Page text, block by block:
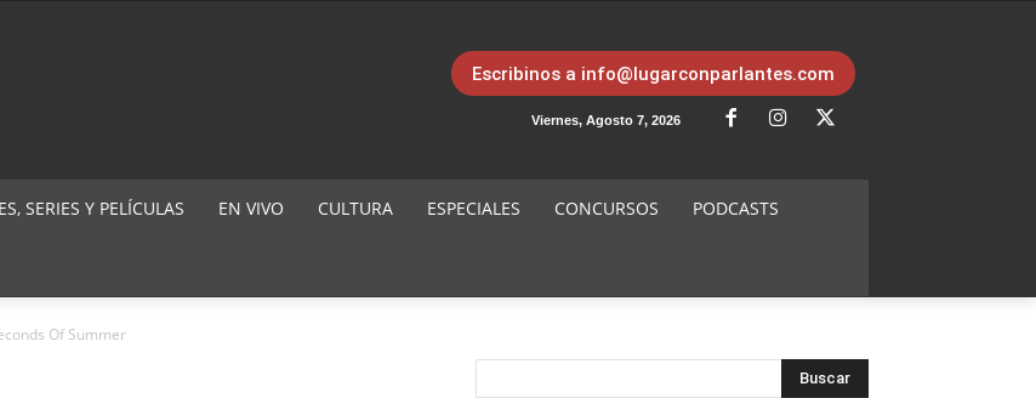
Escribinos a info@lugarconparlantes.com
Viernes, Agosto 7, 2026
SERIES Y PELÍCULAS EN VIVO CULTURA ESPECIALES CONCURSOS PODCASTS
Of Summer